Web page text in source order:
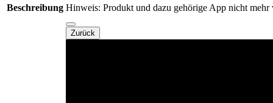
Beschreibung Hinweis: Produkt und dazu gehörige App nicht mehr
Zurück